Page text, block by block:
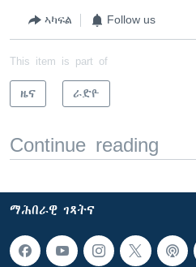
ኣካፍል Follow us
This item is part of
ዜና ራድዮ
Continue reading
ማሕበራዊ ገጻትና